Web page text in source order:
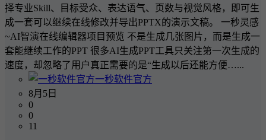
择专业Skill、目标受众、表达语气、页数与视觉风格，即可生
成一套可以继续在线修改并导出PPTX的演示文稿。 一秒灵感
~AI智演在线编辑器项目预览 不是生成几张图片，而是生成一
套能继续工作的PPT 很多AI生成PPT工具只关注第一次生成的
速度，却忽略了用户真正需要的是“生成以后还能方便…...
一秒软件官方
8月5日
0
0
11